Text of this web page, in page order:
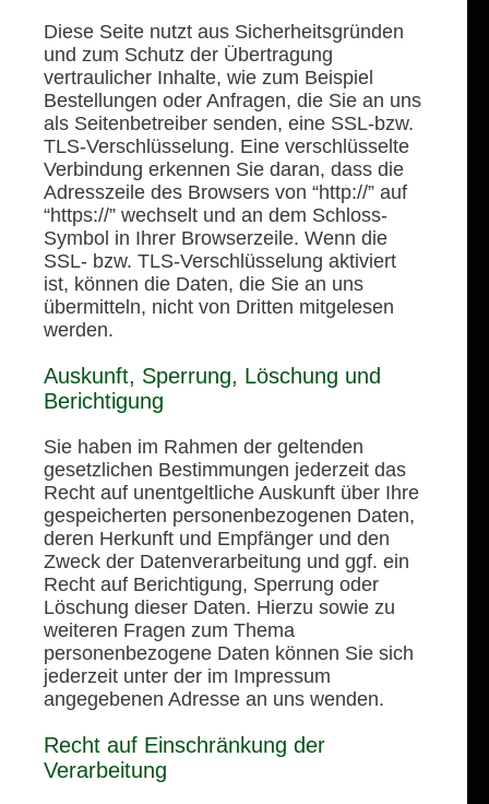
Diese Seite nutzt aus Sicherheitsgründen
und zum Schutz der Übertragung
vertraulicher Inhalte, wie zum Beispiel
Bestellungen oder Anfragen, die Sie an uns
als Seitenbetreiber senden, eine SSL-bzw.
TLS-Verschlüsselung. Eine verschlüsselte
Verbindung erkennen Sie daran, dass die
Adresszeile des Browsers von “http://” auf
“https://” wechselt und an dem Schloss-
Symbol in Ihrer Browserzeile. Wenn die
SSL- bzw. TLS-Verschlüsselung aktiviert
ist, können die Daten, die Sie an uns
übermitteln, nicht von Dritten mitgelesen
werden.
Auskunft, Sperrung, Löschung und
Berichtigung
Sie haben im Rahmen der geltenden
gesetzlichen Bestimmungen jederzeit das
Recht auf unentgeltliche Auskunft über Ihre
gespeicherten personenbezogenen Daten,
deren Herkunft und Empfänger und den
Zweck der Datenverarbeitung und ggf. ein
Recht auf Berichtigung, Sperrung oder
Löschung dieser Daten. Hierzu sowie zu
weiteren Fragen zum Thema
personenbezogene Daten können Sie sich
jederzeit unter der im Impressum
angegebenen Adresse an uns wenden.
Recht auf Einschränkung der
Verarbeitung